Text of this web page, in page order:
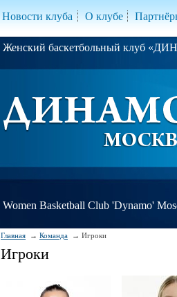
Новости клуба О клубе
Женский баскетбольный клуб
Women Basketball Club 'Dynamo'
Главная Команда Игроки
Игроки